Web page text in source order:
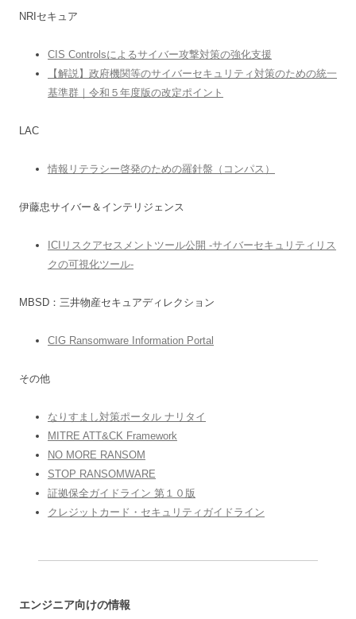
NRIセキュア
CIS Controlsによるサイバー攻撃対策の強化支援
【解説】政府機関等のサイバーセキュリティ対策のための統一
基準群｜令和５年度版の改定ポイント
LAC
情報リテラシー啓発のための羅針盤（コンパス）
伊藤忠サイバー＆インテリジェンス
ICIリスクアセスメントツール公開 -サイバーセキュリティリス
クの可視化ツール-
MBSD：三井物産セキュアディレクション
CIG Ransomware Information Portal
その他
なりすまし対策ポータル ナリタイ
MITRE ATT&CK Framework
NO MORE RANSOM
STOP RANSOMWARE
証拠保全ガイドライン 第１０版
クレジットカード・セキュリティガイドライン
エンジニア向けの情報